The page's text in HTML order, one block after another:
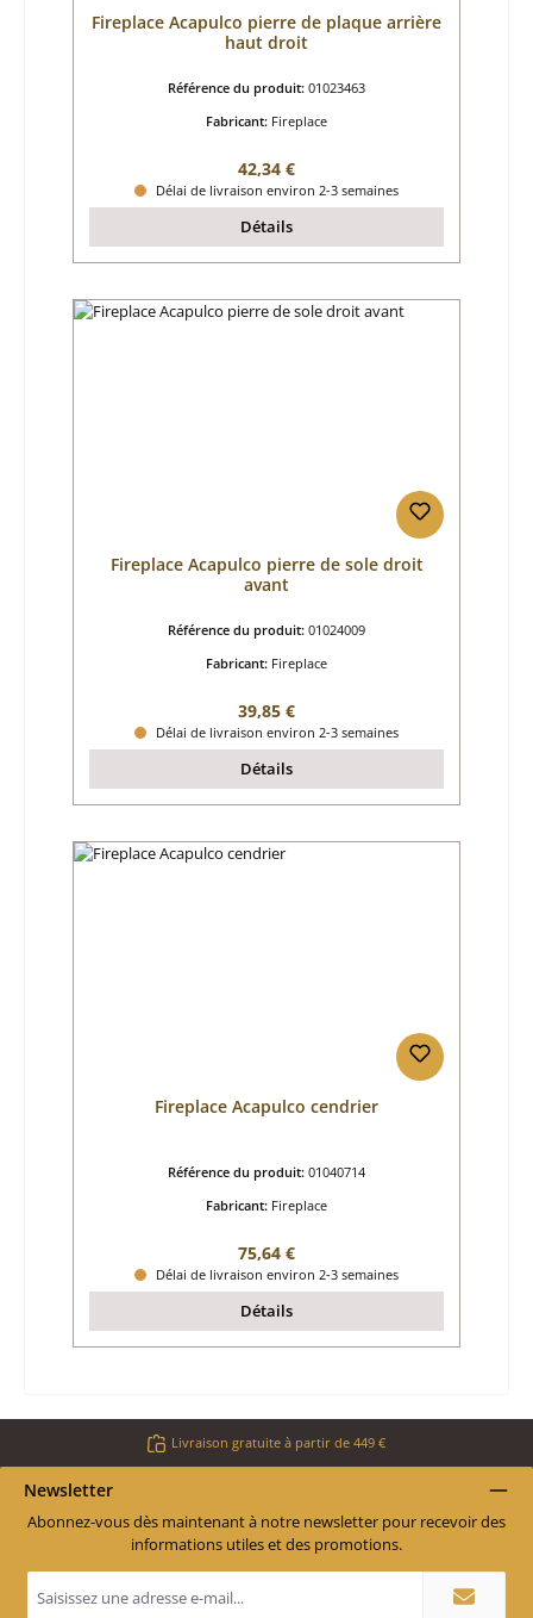
Fireplace Acapulco pierre de plaque arrière
haut droit
Référence du produit: 01023463
Fabricant: Fireplace
Prix régulier :
42,34 €
Délai de livraison environ 2-3 semaines
Détails
Fireplace Acapulco pierre de sole droit
avant
Référence du produit: 01024009
Fabricant: Fireplace
Prix régulier :
39,85 €
Délai de livraison environ 2-3 semaines
Détails
Fireplace Acapulco cendrier
Référence du produit: 01040714
Fabricant: Fireplace
Prix régulier :
75,64 €
Délai de livraison environ 2-3 semaines
Détails
Livraison gratuite à partir de 449 €
Newsletter
Abonnez-vous dès maintenant à notre newsletter pour recevoir des
informations utiles et des promotions.
Adresse
e-